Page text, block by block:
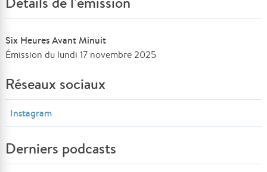
Six Heures Avant Minuit
Émission du lundi 17 novembre 2025
Réseaux sociaux
Instagram
Derniers podcasts